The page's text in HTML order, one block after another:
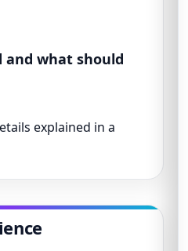
and what should
explained in a